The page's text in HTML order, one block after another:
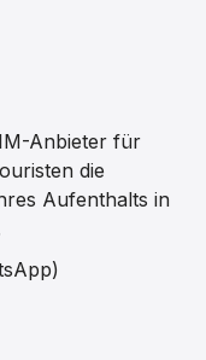
Anbieter für
die
Aufenthalts in